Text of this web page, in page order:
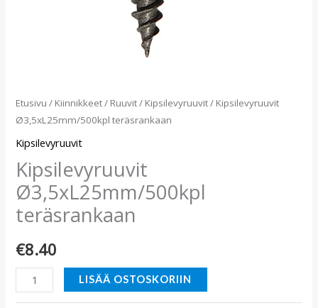
Etusivu / Kiinnikkeet/ Ruuvit/ Kipsilevyruuvit/ Kipsilevyruuvit
Ø3,5xL25mm/500kpl teräsrankaan
Kipsilevyruuvit
Kipsilevyruuvit
Ø3,5xL25mm/500kpl
teräsrankaan
€8.40
LISÄÄ OSTOSKORIIN